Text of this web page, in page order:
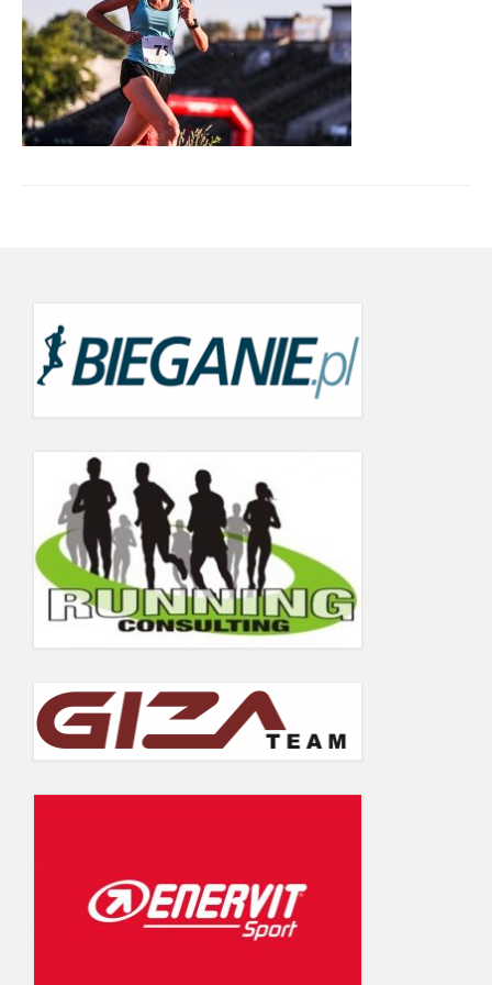
Wyniki cyklu 2022
wyniki 19.09.2022
21.06.2022
24.05.2022
20.06.2020
8.05.2019
5.06.2019
Wyniki Warsaw Track Cup 2018
Wyniki Warsaw Track Cup 2017
Wyniki Warsaw Track Cup 2016
Wyniki Warsaw Track Cup 2014
Wyniki Warsaw Track Cup 2013
KONTAKT